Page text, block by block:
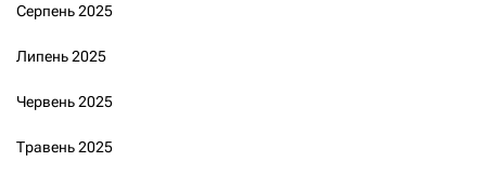
Серпень 2025
Липень 2025
Червень 2025
Травень 2025